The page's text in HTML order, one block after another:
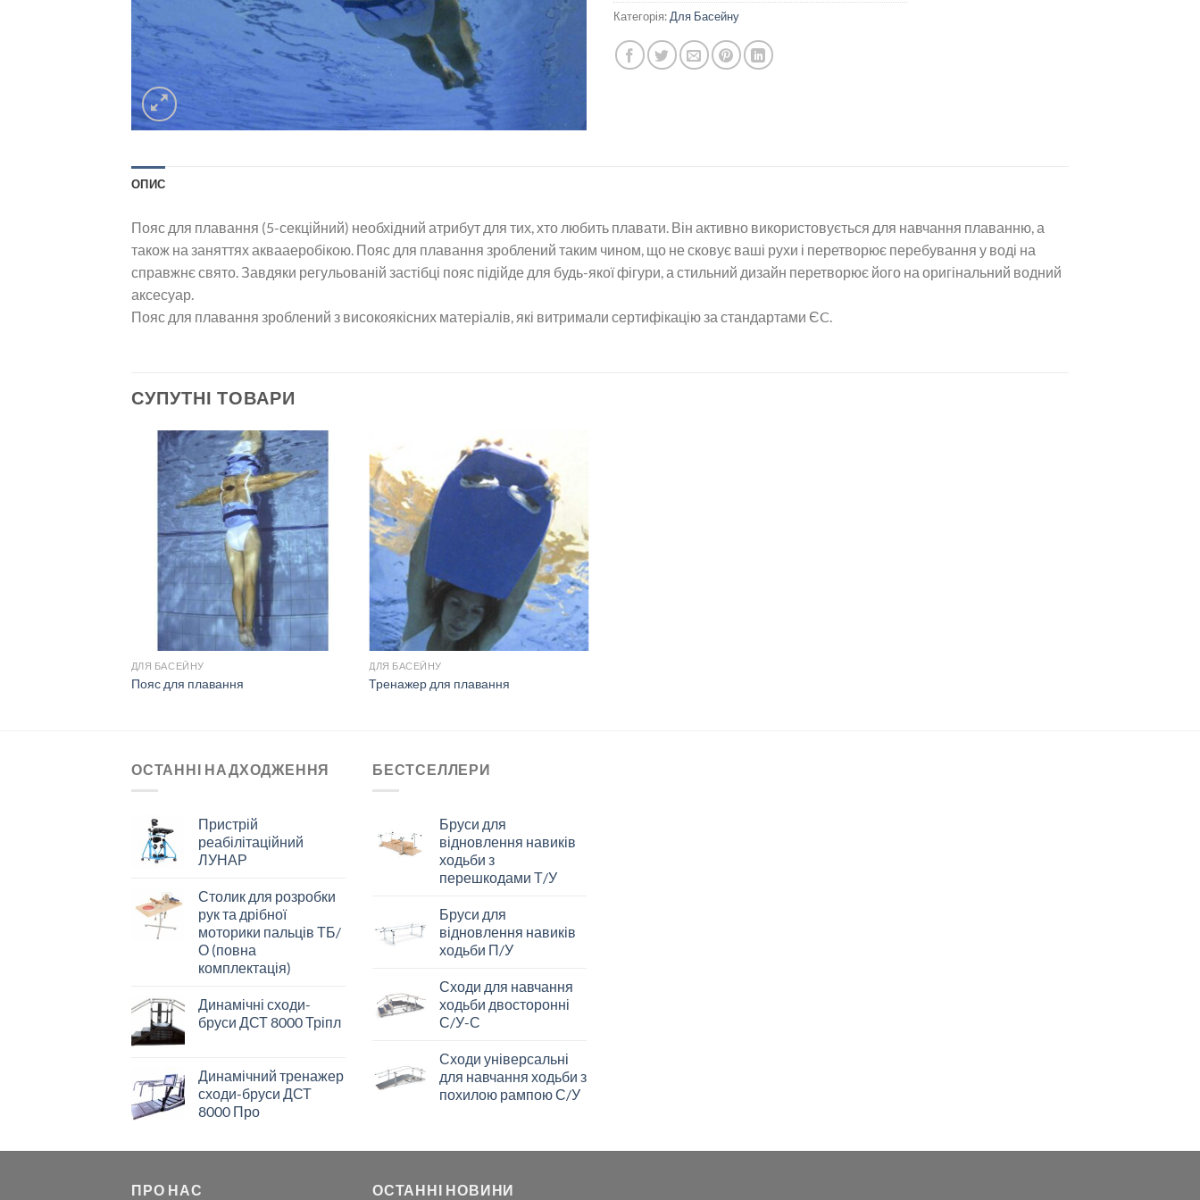
Категорія: Для Басейну
ОПИС
Пояс для плавання (5-секційний) необхідний атрибут для тих, хто любить плавати. Він активно використовується для навчання плаванню, а
також на заняттях аквааеробікою. Пояс для плавання зроблений таким чином, що не сковує ваші рухи і перетворює перебування у воді на
справжнє свято. Завдяки регульованій застібці пояс підійде для будь-якої фігури, а стильний дизайн перетворює його на оригінальний водний
аксесуар.
Пояс для плавання зроблений з високоякісних матеріалів, які витримали сертифікацію за стандартами ЄC.
СУПУТНІ ТОВАРИ
ДЛЯ БАСЕЙНУ
Пояс для плавання
ДЛЯ БАСЕЙНУ
Тренажер для плавання
ОСТАННІ НАДХОДЖЕННЯ
Пристрій
реабілітаційний
ЛУНАР
Столик для розробки
рук та дрібної
моторики пальців ТБ/
О (повна
комплектація)
Динамічні сходи-
бруси ДСТ 8000 Тріпл
Динамічний тренажер
сходи-бруси ДСТ
8000 Про
БЕСТСЕЛЛЕРИ
Бруси для
відновлення навиків
ходьби з
перешкодами Т/У
Бруси для
відновлення навиків
ходьби П/У
Сходи для навчання
ходьби двосторонні
С/У-С
Сходи універсальні
для навчання ходьби з
похилою рампою С/У
ПРО НАС ОСТАННІ НОВИНИ